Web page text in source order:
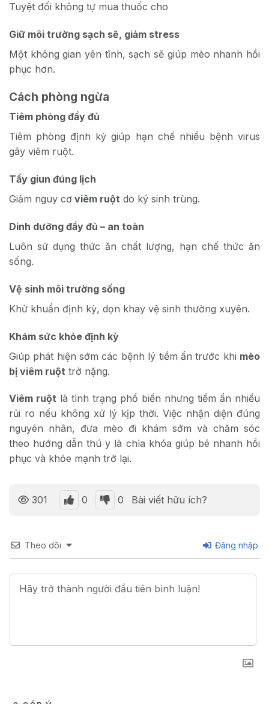
Tuyệt đối không tự mua thuốc cho
Giữ môi trường sạch sẽ, giảm stress
Một không gian yên tĩnh, sạch sẽ giúp mèo nhanh hồi
phục hơn.
Cách phòng ngừa
Tiêm phòng đầy đủ
Tiêm phòng định kỳ giúp hạn chế nhiều bệnh virus
gây viêm ruột.
Tẩy giun đúng lịch
Giảm nguy cơ viêm ruột do ký sinh trùng.
Dinh dưỡng đầy đủ – an toàn
Luôn sử dụng thức ăn chất lượng, hạn chế thức ăn
sống.
Vệ sinh môi trường sống
Khử khuẩn định kỳ, dọn khay vệ sinh thường xuyên.
Khám sức khỏe định kỳ
Giúp phát hiện sớm các bệnh lý tiềm ẩn trước khi mèo
bị viêm ruột trở nặng.
Viêm ruột là tình trạng phổ biến nhưng tiềm ẩn nhiều
rủi ro nếu không xử lý kịp thời. Việc nhận diện đúng
nguyên nhân, đưa mèo đi khám sớm và chăm sóc
theo hướng dẫn thú y là chìa khóa giúp bé nhanh hồi
phục và khỏe mạnh trở lại.
301 0 0 Bài viết hữu ích?
Theo dõi Đăng nhập